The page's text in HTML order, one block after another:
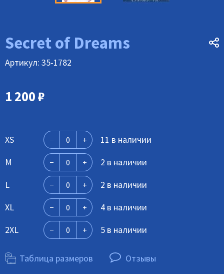
Secret of Dreams
Артикул: 35-1782
1 200₽
XS
11 в наличии
M
2 в наличии
L
2 в наличии
XL
4 в наличии
2XL
5 в наличии
Таблица размеров Отзывы